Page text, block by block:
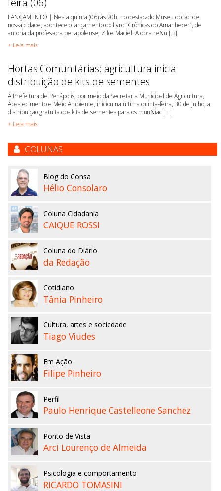
LANÇAMENTO | Nesta quinta (06) às 20h, no destacado Museu do Sol de
nossa cidade, acontece o lançamento do livro “Crônicas do Amanhecer”, de
autoria da professora penapolense, Zilce Maciel. A obra re&u [...]
+ Leia mais
Hortas Comunitárias: agricultura inicia
distribuição de kits de sementes
A Prefeitura de Penápolis, por meio da Secretaria Municipal de Agricultura,
Abastecimento e Meio Ambiente, iniciou na última quinta-feira, 30 de julho, a
distribuição gratuita dos kits de sementes para os mun&iac [...]
+ Leia mais
COLUNAS
Blog do Consa
Hélio Consolaro
Coluna Cidadania
CAIQUE ROSSI
Coluna do Diário
da Redação
Cotidiano
Tânia Pinheiro
Cultura, artes e sociedade
Tiago Viudes
Em Ação
Filipe Pinheiro
Perfil
Paulo Henrique Castelleone Sanchez
Ponto de Vista
Arci Lourenço de Almeida
Psicologia e comportamento
RICARDO TOMASINI